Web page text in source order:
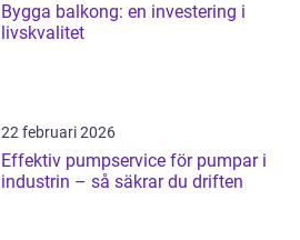
Bygga balkong: en investering i
livskvalitet
22 februari 2026
Effektiv pumpservice för pumpar i
industrin – så säkrar du driften